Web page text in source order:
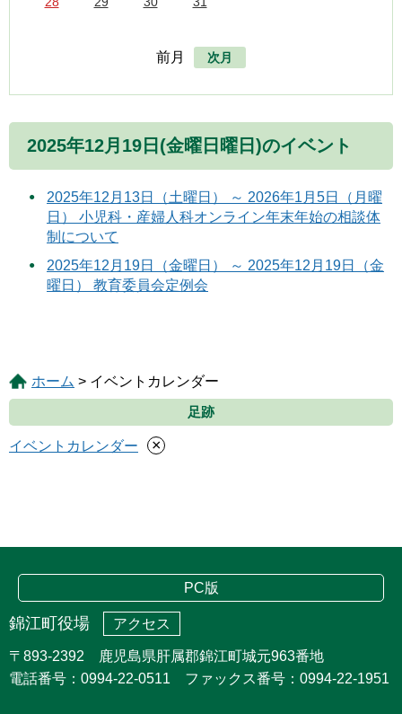
前月 次月
2025年12月19日(金曜日曜日)のイベント
2025年12月13日（土曜日） ～ 2026年1月5日（月曜
日） 小児科・産婦人科オンライン年末年始の相談体
制について
2025年12月19日（金曜日） ～ 2025年12月19日（金
曜日） 教育委員会定例会
ホーム > イベントカレンダー
足跡
イベントカレンダー ×
PC版
錦江町役場 アクセス
〒893-2392 鹿児島県肝属郡錦江町城元963番地
電話番号：0994-22-0511 ファックス番号：0994-22-1951